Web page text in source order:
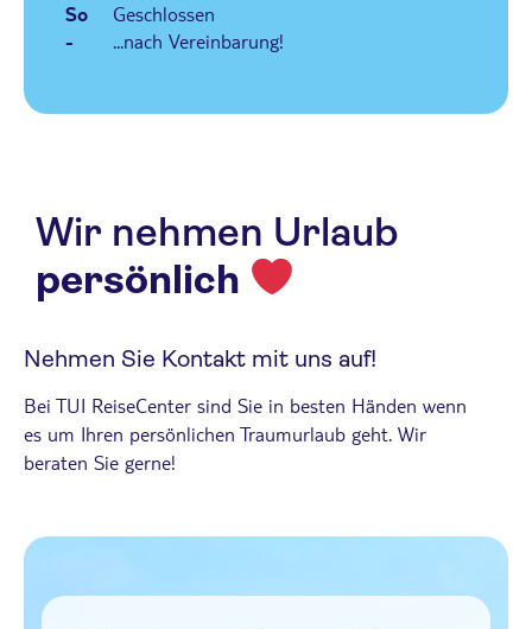
So
Geschlossen
-
...nach Vereinbarung!
Wir nehmen Urlaub
persönlich
Nehmen Sie Kontakt mit uns auf!
Bei TUI ReiseCenter sind Sie in besten Händen wenn
es um Ihren persönlichen Traumurlaub geht. Wir
beraten Sie gerne!